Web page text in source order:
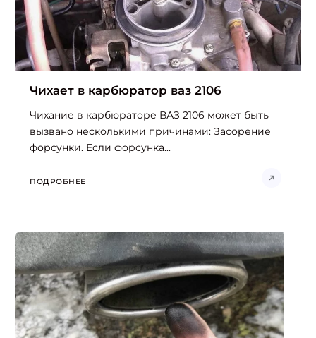
Чихает в карбюратор ваз 2106
Чихание в карбюраторе ВАЗ 2106 может быть
вызвано несколькими причинами: Засорение
форсунки. Если форсунка...
ПОДРОБНЕЕ